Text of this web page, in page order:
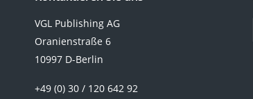
VGL Publishing AG
Oranienstraße 6
10997 D-Berlin
+49 (0) 30 / 120 642 92